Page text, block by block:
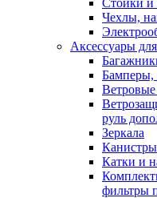
Чехлы,
Аксессуары
Бамперы,
Ветровые
руль
Зеркала
Канистры
Катки и
фильтры